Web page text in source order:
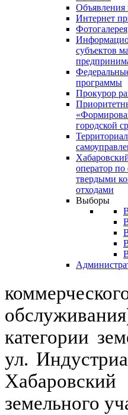
Объявления
Интернет
Фотогалерея
субъектов
программы
Прокурор
городской
оператор
твердыми
отходами
Выборы
обслуживания
категории
ул.
земельного